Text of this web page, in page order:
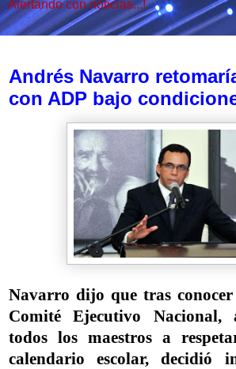
Alertando con noticias...!
Andrés Navarro
con ADP bajo
Navarro dijo que tras
Comité Ejecutivo
todos los maestros a
calendario escolar, decidió